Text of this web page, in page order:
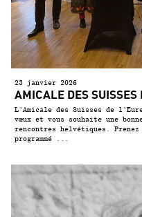
23 janvier 2026
AMICALE DES SUISSES
L’Amicale des Suisses de
vœux et vous souhaite une
rencontres helvétiques.
programmé ...